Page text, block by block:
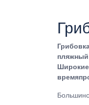
пляжный
Широкие